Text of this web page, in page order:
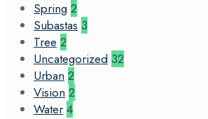
Spring 2
Subastas 3
Tree 2
Uncategorized 32
Urban 2
Vision 2
Water 4